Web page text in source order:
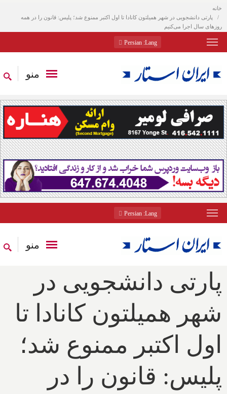
خانه
پارتی دانشجویی در شهر همیلتون کانادا تا اول اکتبر ممنوع شد؛ پلیس: قانون را در همه
روزهای سال اجرا می‌کنیم
Lang
: Persian
منو
Lang
: Persian
منو
پارتی دانشجویی در
شهر همیلتون کانادا تا
اول اکتبر ممنوع شد؛
پلیس: قانون را در